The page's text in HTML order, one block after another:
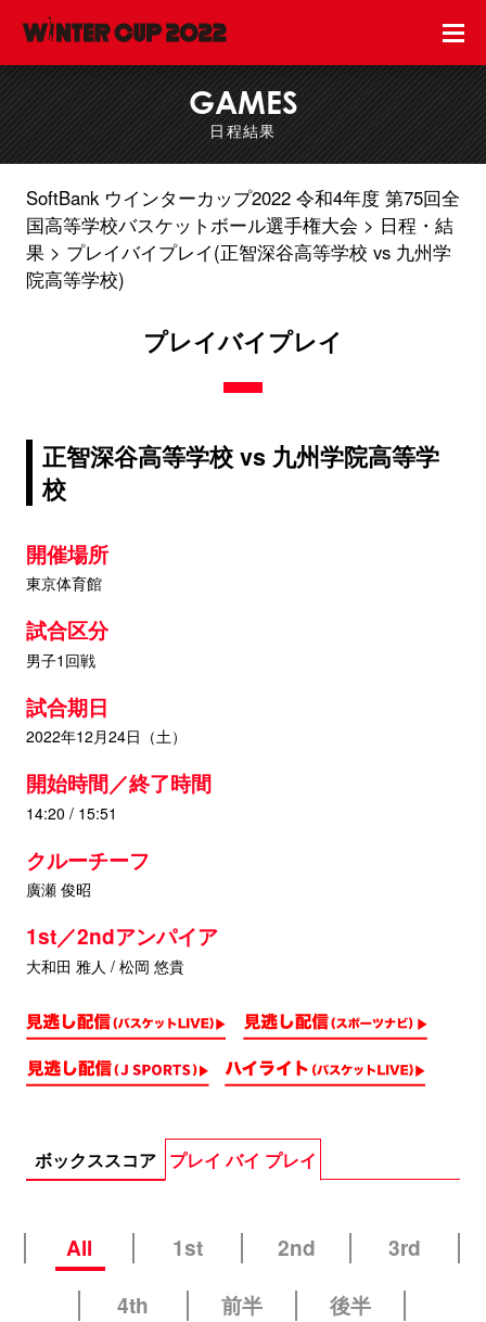
GAMES
日程結果
SoftBank ウインターカップ2022 令和4年度 第75回全
国高等学校バスケットボール選手権大会
日程・結
果
プレイバイプレイ(正智深谷高等学校 vs 九州学
院高等学校)
プレイバイプレイ
正智深谷高等学校 vs 九州学院高等学
校
開催場所
東京体育館
試合区分
男子1回戦
試合期日
2022年12月24日（土）
開始時間／終了時間
14:20 / 15:51
クルーチーフ
廣瀬 俊昭
1st／2ndアンパイア
大和田 雅人 / 松岡 悠貴
ボックススコア プレイ バイ プレイ
All 1st 2nd
3rd
4th
前半 後半